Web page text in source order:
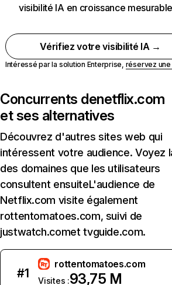
visibilité IA en croissance
Vérifiez votre visibilité IA →
Intéressé par la solution Enterprise, réservez
Concurrents denetflix.com
et ses alternatives
Découvrez d'autres sites web qui
intéressent votre audience. Voyez
des domaines que les utilisateurs
consultent ensuiteL'audience de
Netflix.com visite également
rottentomatoes.com, suivi de
justwatch.comet tvguide.com.
#1
rottentomatoes.com
Visites :93,75 M